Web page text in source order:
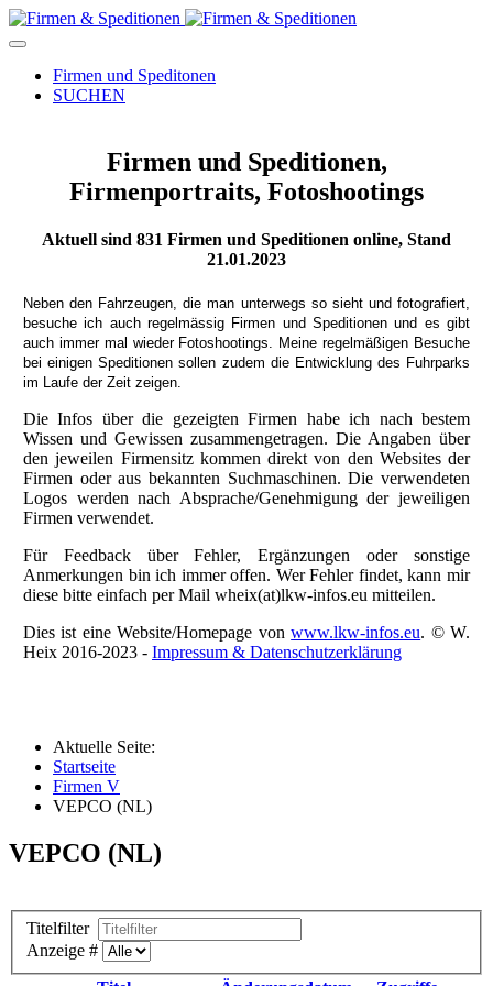
Firmen und Speditonen
SUCHEN
Firmen und Speditionen,
Firmenportraits, Fotoshootings
Aktuell sind 831 Firmen und Speditionen online, Stand
21.01.2023
Neben den Fahrzeugen, die man unterwegs so sieht und fotografiert,
besuche ich auch regelmässig Firmen und Speditionen und es gibt
auch immer mal wieder Fotoshootings. Meine regelmäßigen Besuche
bei einigen Speditionen sollen zudem die Entwicklung des Fuhrparks
im Laufe der Zeit zeigen.
Die Infos über die gezeigten Firmen habe ich nach bestem
Wissen und Gewissen zusammengetragen. Die Angaben über
den jeweilen Firmensitz kommen direkt von den Websites der
Firmen oder aus bekannten Suchmaschinen. Die verwendeten
Logos werden nach Absprache/Genehmigung der jeweiligen
Firmen verwendet.
Für Feedback über Fehler, Ergänzungen oder sonstige
Anmerkungen bin ich immer offen. Wer Fehler findet, kann mir
diese bitte einfach per Mail wheix(at)lkw-infos.eu mitteilen.
Dies ist eine Website/Homepage vonwww.lkw-infos.eu. © W.
Heix 2016-2023 - Impressum & Datenschutzerklärung
Aktuelle Seite:
Startseite
Firmen V
VEPCO (NL)
VEPCO (NL)
Titelfilter
Anzeige #